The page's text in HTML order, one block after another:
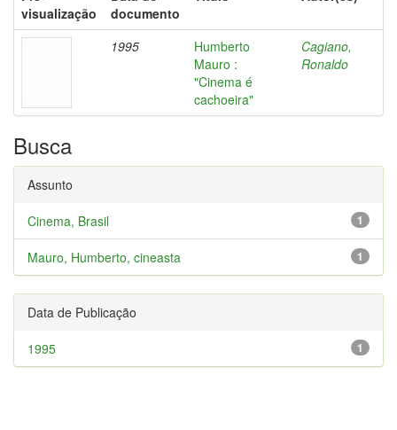
visualização
documento
1995
Humberto
Mauro :
"Cinema é
cachoeira"
Cagiano,
Ronaldo
Busca
Assunto
1
Cinema, Brasil
1
Mauro, Humberto, cineasta
Data de Publicação
1
1995